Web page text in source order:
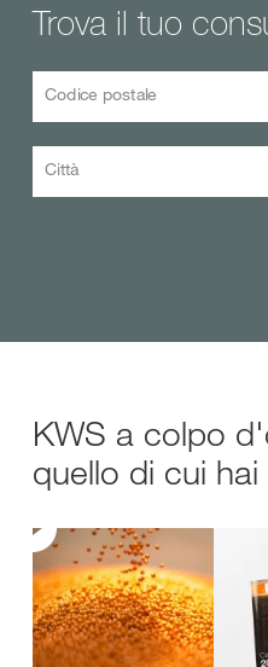
Trova il tuo
Codice postale
Città
KWS a colpo
quello di cui